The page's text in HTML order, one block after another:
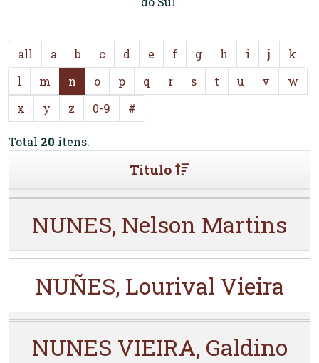
all a b c d e f g h i j
k
l
m n o p q r s t u v
w
x
y z 0-9 #
Total 20 itens.
Titulo
NUNES, Nelson Martins
NUÑES, Lourival Vieira
NUNES VIEIRA, Galdino